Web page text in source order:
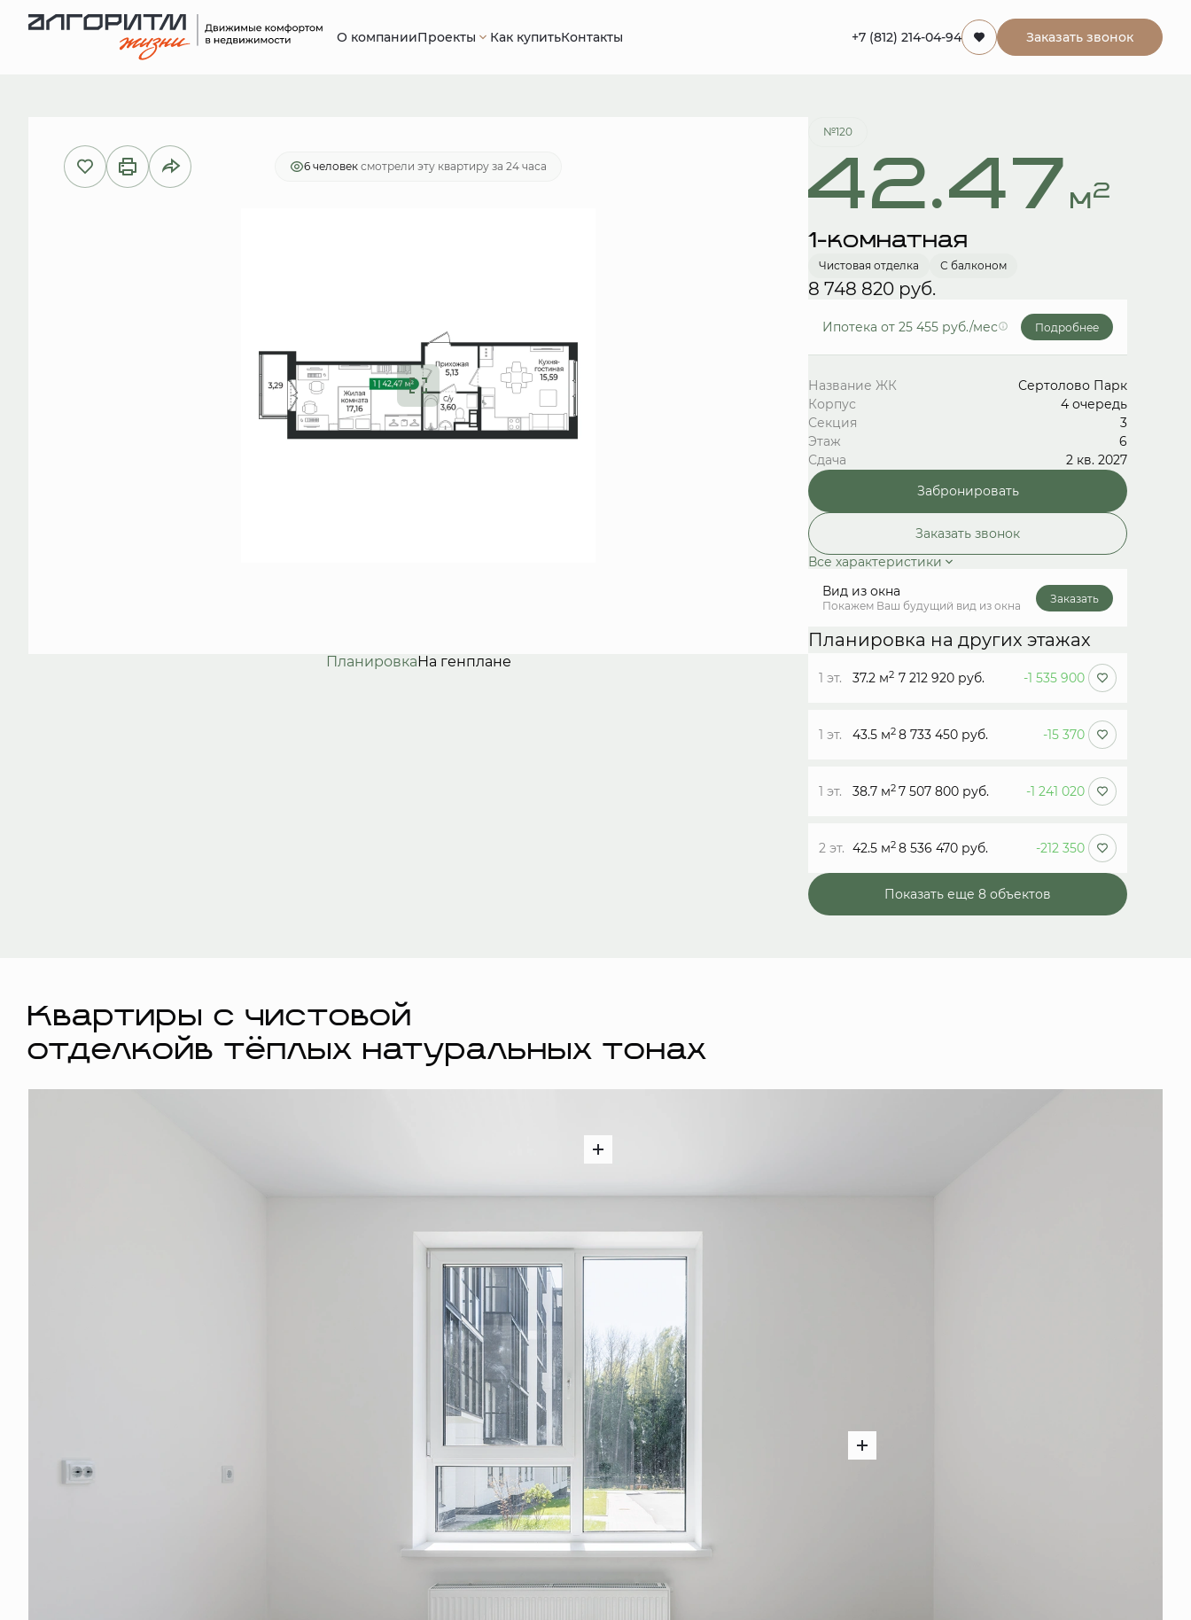
О компанииПроекты Как купитьКонтакты +7 (812) 214-04-94 Заказать звонок
1-комнатная 42.47 м 8 748 820 руб.Ипотекаот 25 455 руб./мес. Забронировать
6 человек смотрели эту квартиру за 24 часа
ПланировкаНа генплане
№120
42.47 м2
1-комнатная
Чистовая отделка С балконом
8 748 820 руб.
Ипотека от 25 455 руб./мес Подробнее
Название ЖК
Сертолово Парк
Корпус
4 очередь
Секция
3
Этаж
6
Сдача
2 кв. 2027
Забронировать
Заказать звонок
Все характеристики
Вид из окна
Покажем Ваш будущий вид из окна
Заказать
Планировка на других этажах
1 эт. 37.2 м2 7 212 920 руб. -1 535 900
1 эт. 43.5 м2 8 733 450 руб. -15 370
1 эт. 38.7 м2 7 507 800 руб. -1 241 020
2 эт. 42.5 м2 8 536 470 руб. -212 350
Показать еще 8 объектов
Квартиры с чистовой
отделкойв тёплых натуральных тонах